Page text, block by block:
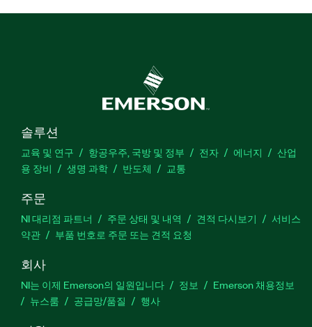
솔루션
교육 및 연구 항공우주, 국방 및 정부 전자 에너지
산업
용 장비
생명 과학 반도체 교통
주문
NI 대리점 파트너 주문 상태 및 내역 견적 다시보기
서비스
약관
부품 번호로 주문 또는 견적 요청
회사
NI는 이제 Emerson의 일원입니다 정보
Emerson 채용정보
뉴스룸
공급망/품질 행사